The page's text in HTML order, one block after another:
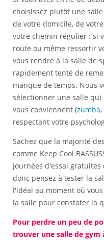
choisissez plutôt une
de votre domicile, de
votre chemin régulier : si
route ou même ressortir
vous rendre à la salle de
rapidement tenté de
manque de temps. Nous
sélectionner une salle
vous conviennent (zumba,
respectant votre
Sachez que la majorité
comme Keep Cool
journées d'essai
donc pensez à tester la
l'idéal au moment où
la salle pour constater la
Pour perdre un peu de
trouver une salle de gym